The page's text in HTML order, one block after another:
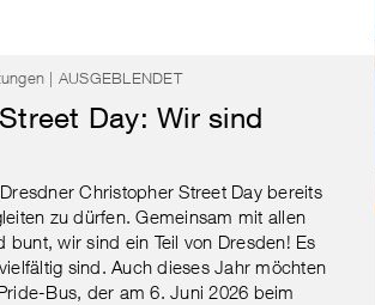
| AUSGEBLENDET
Day: Wir sind
Christopher Street Day bereits
zu dürfen. Gemeinsam mit allen
wir sind ein Teil von Dresden! Es
sind. Auch dieses Jahr möchten
Bus, der am 6. Juni 2026 beim